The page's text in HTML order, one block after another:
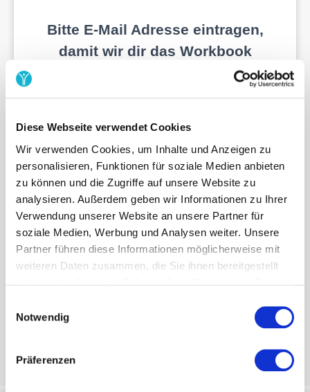
Diese Webseite verwendet Cookies
Wir verwenden Cookies, um Inhalte und Anzeigen zu
personalisieren, Funktionen für soziale Medien anbieten
zu können und die Zugriffe auf unsere Website zu
analysieren. Außerdem geben wir Informationen zu Ihrer
Verwendung unserer Website an unsere Partner für
soziale Medien, Werbung und Analysen weiter. Unsere
Partner führen diese Informationen möglicherweise mit
weiteren Daten zusammen, die Sie ihnen bereitgestellt
Notwendig
Präferenzen